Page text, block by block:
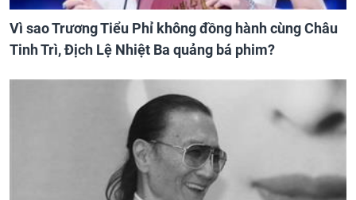
Vì sao Trương Tiểu Phỉ không đồng hành cùng Châu
Tinh Trì, Địch Lệ Nhiệt Ba quảng bá phim?